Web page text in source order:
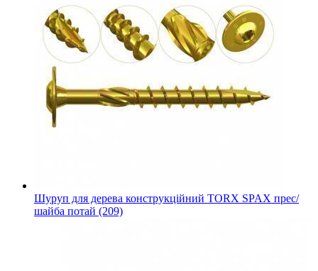
Шуруп для дерева конструкційний TORX SPAX прес/
шайба потай (209)